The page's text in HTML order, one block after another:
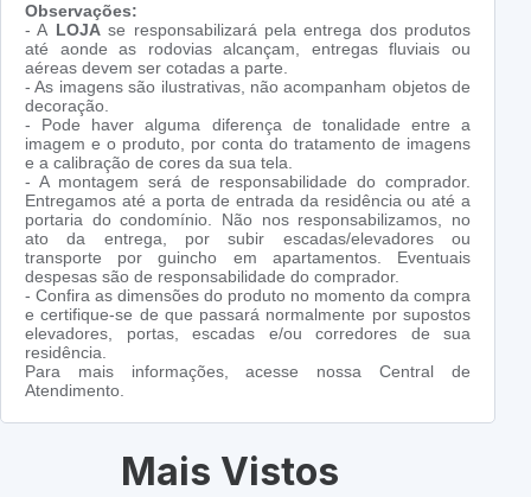
Observações:
- A LOJAse responsabilizará pela entrega dos produtos
até aonde as rodovias alcançam, entregas fluviais ou
aéreas devem ser cotadas a parte.
- As imagens são ilustrativas, não acompanham objetos de
decoração.
- Pode haver alguma diferença de tonalidade entre a
imagem e o produto, por conta do tratamento de imagens
e a calibração de cores da sua tela.
- A montagem será de responsabilidade do comprador.
Entregamos até a porta de entrada da residência ou até a
portaria do condomínio. Não nos responsabilizamos, no
ato da entrega, por subir escadas/elevadores ou
transporte por guincho em apartamentos. Eventuais
despesas são de responsabilidade do comprador.
- Confira as dimensões do produto no momento da compra
e certifique-se de que passará normalmente por supostos
elevadores, portas, escadas e/ou corredores de sua
residência.
Para mais informações, acesse nossa Central de
Atendimento.
Mais Vistos